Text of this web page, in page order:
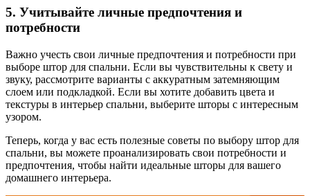
5. Учитывайте личные предпочтения и
потребности
Важно учесть свои личные предпочтения и потребности при
выборе штор для спальни. Если вы чувствительны к свету и
звуку, рассмотрите варианты с аккуратным затемняющим
слоем или подкладкой. Если вы хотите добавить цвета и
текстуры в интерьер спальни, выберите шторы с интересным
узором.
Теперь, когда у вас есть полезные советы по выбору штор для
спальни, вы можете проанализировать свои потребности и
предпочтения, чтобы найти идеальные шторы для вашего
домашнего интерьера.